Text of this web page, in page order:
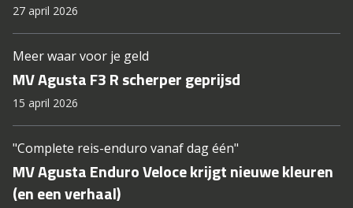
27 april 2026
Meer waar voor je geld
MV Agusta F3 R scherper geprijsd
15 april 2026
"Complete reis-enduro vanaf dag één"
MV Agusta Enduro Veloce krijgt nieuwe kleuren
(en een verhaal)